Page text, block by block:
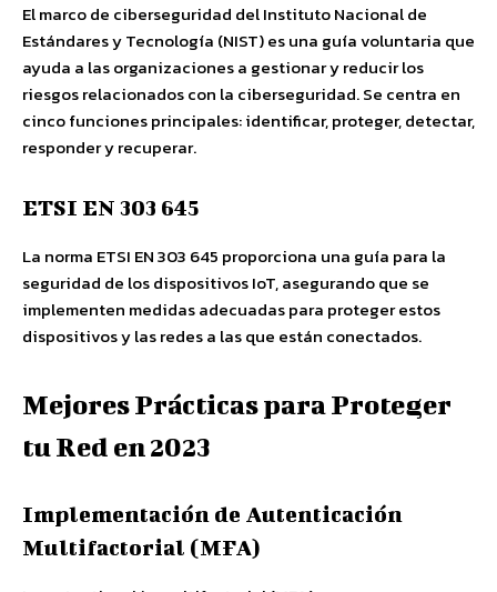
El marco de ciberseguridad del Instituto Nacional de
Estándares y Tecnología (NIST) es una guía voluntaria que
ayuda a las organizaciones a gestionar y reducir los
riesgos relacionados con la ciberseguridad. Se centra en
cinco funciones principales: identificar, proteger, detectar,
responder y recuperar.
ETSI EN 303 645
La norma ETSI EN 303 645 proporciona una guía para la
seguridad de los dispositivos IoT, asegurando que se
implementen medidas adecuadas para proteger estos
dispositivos y las redes a las que están conectados.
Mejores Prácticas para Proteger
tu Red en 2023
Implementación de Autenticación
Multifactorial (MFA)